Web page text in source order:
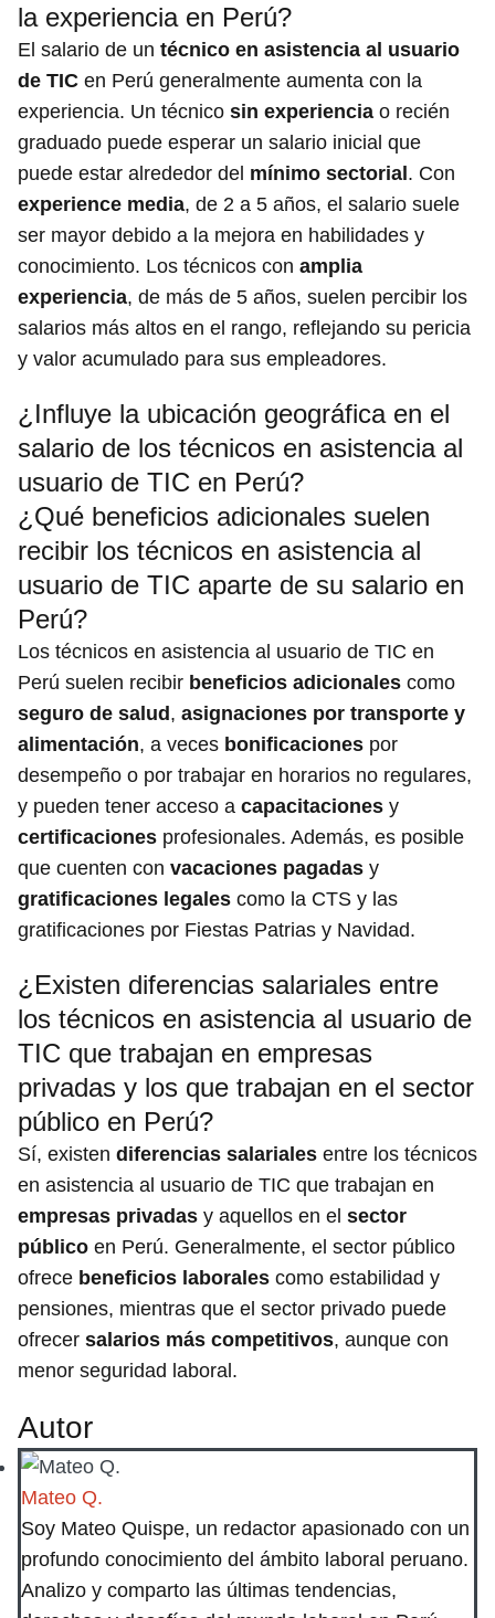
la experiencia en Perú?
El salario de un técnico en asistencia al usuario
de TIC en Perú generalmente aumenta con la
experiencia. Un técnico sin experiencia o recién
graduado puede esperar un salario inicial que
puede estar alrededor del mínimo sectorial. Con
experience media, de 2 a 5 años, el salario suele
ser mayor debido a la mejora en habilidades y
conocimiento. Los técnicos con amplia
experiencia, de más de 5 años, suelen percibir los
salarios más altos en el rango, reflejando su pericia
y valor acumulado para sus empleadores.
¿Influye la ubicación geográfica en el
salario de los técnicos en asistencia al
usuario de TIC en Perú?
¿Qué beneficios adicionales suelen
recibir los técnicos en asistencia al
usuario de TIC aparte de su salario en
Perú?
Los técnicos en asistencia al usuario de TIC en
Perú suelen recibir beneficios adicionales como
seguro de salud, asignaciones por transporte y
alimentación, a veces bonificaciones por
desempeño o por trabajar en horarios no regulares,
y pueden tener acceso a capacitaciones y
certificaciones profesionales. Además, es posible
que cuenten con vacaciones pagadas y
gratificaciones legales como la CTS y las
gratificaciones por Fiestas Patrias y Navidad.
¿Existen diferencias salariales entre
los técnicos en asistencia al usuario de
TIC que trabajan en empresas
privadas y los que trabajan en el sector
público en Perú?
Sí, existen diferencias salariales entre los técnicos
en asistencia al usuario de TIC que trabajan en
empresas privadas y aquellos en el sector
público en Perú. Generalmente, el sector público
ofrece beneficios laborales como estabilidad y
pensiones, mientras que el sector privado puede
ofrecer salarios más competitivos, aunque con
menor seguridad laboral.
Autor
Mateo Q.
Soy Mateo Quispe, un redactor apasionado con un
profundo conocimiento del ámbito laboral peruano.
Analizo y comparto las últimas tendencias,